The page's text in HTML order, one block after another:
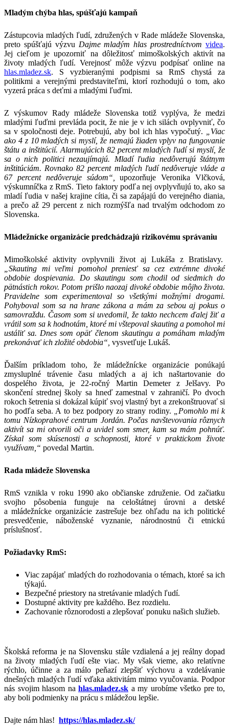
Mladým chýba hlas, spúšťajú kampaň
Zástupcovia mladých ľudí, združených v Rade mládeže Slovenska,
preto spúšťajú výzvu Dajme mladým hlas prostredníctvomvidea.
Jej cieľom je upozorniť na dôležitosť mimoškolských aktivít na
životy mladých ľudí. Verejnosť môže výzvu podpísať online na
hlas.mladez.sk. S vyzbieranými podpismi sa RmS chystá za
politikmi a verejnými predstaviteľmi, ktorí rozhodujú o tom, ako
vyzerá práca s deťmi a mladými ľuďmi.
Z výskumov Rady mládeže Slovenska totiž vyplýva, že medzi
mladými ľuďmi prevláda pocit, že nie je v ich silách ovplyvniť, čo
sa v spoločnosti deje. Potrebujú, aby bol ich hlas vypočutý.
„Viac
ako 4 z 10 mladých si myslí, že nemajú žiaden vplyv na fungovanie
štátu a inštitúcií. Alarmujúcich 82 percent mladých ľudí si myslí, že
sa o nich politici nezaujímajú. Mladí ľudia nedôverujú štátnym
inštitúciám. Rovnako 82 percent mladých ľudí nedôveruje vláde a
67 percent nedôveruje súdom“,
upozorňuje Veronika Vlčková,
výskumníčka z RmS. Tieto faktory podľa nej ovplyvňujú to, ako sa
mladí ľudia v našej krajine cítia, či sa zapájajú do verejného diania,
a prečo až 29 percent z nich rozmýšľa nad trvalým odchodom zo
Slovenska.
Mládežnícke organizácie predchádzajú rizikovému správaniu
Mimoškolské aktivity ovplyvnili život aj Lukáša z Bratislavy.
„Skauting mi veľmi pomohol preniesť sa cez extrémne divoké
obdobie dospievania. Do skautingu som chodil od siedmich do
pätnástich rokov. Potom prišlo naozaj divoké obdobie môjho života.
Pravidelne som experimentoval so všetkými možnými drogami.
Pohyboval som sa na hrane zákona a mám za sebou aj pokus o
samovraždu. Časom som si uvedomil, že takto nechcem ďalej žiť a
vrátil som sa k hodnotám, ktoré mi vštepoval skauting a pomohol mi
ustáliť sa. Dnes som opäť členom skautingu a pomáham mladým
prekonávať ich zložité obdobia“, vysvetľuje Lukáš.
Ďalším príkladom toho, že mládežnícke organizácie ponúkajú
zmysluplné trávenie času mladých a aj ich naštartovanie do
dospelého života, je 22-ročný Martin Demeter z Jelšavy. Po
skončení strednej školy sa hneď zamestnal v zahraničí. Po dvoch
rokoch šetrenia si dokázal kúpiť svoj vlastný byt a zrekonštruovať si
ho podľa seba. A to bez podpory zo strany rodiny.
„Pomohlo mi k
tomu Nízkoprahové centrum Jordán. Počas navštevovania rôznych
aktivít sa mi otvorili oči a uvidel som smer, kam sa mám pohnúť.
Získal som skúsenosti a schopnosti, ktoré v praktickom živote
využívam,“ povedal Martin.
Rada mládeže Slovenska
RmS vznikla v roku 1990 ako občianske združenie. Od začiatku
svojho pôsobenia funguje na celoštátnej úrovni a detské
a mládežnícke organizácie zastrešuje bez ohľadu na ich politické
presvedčenie, náboženské vyznanie, národnostnú či etnickú
príslušnosť.
Požiadavky RmS:
Viac zapájať mladých do rozhodovania o témach, ktoré sa ich
týkajú.
Bezpečné priestory na stretávanie mladých ľudí.
Dostupné aktivity pre každého. Bez rozdielu.
Zachovanie rôznorodosti a zlepšovať ponuku našich služieb.
Školská reforma je na Slovensku stále vzdialená a jej reálny dopad
na životy mladých ľudí ešte viac. My však vieme, ako relatívne
rýchlo, účinne a za málo peňazí zlepšiť výchovu a vzdelávanie
dnešných mladých ľudí vďaka aktivitám mimo vyučovania. Podpor
nás svojim hlasom na hlas.mladez.sk a my urobíme všetko pre to,
aby boli podmienky na prácu s mládežou lepšie.
Dajte nám hlas! https://hlas.mladez.sk/